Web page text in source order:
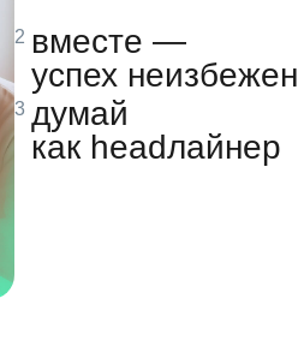
вместе —
успех неизбежен
думай
как headлайнер